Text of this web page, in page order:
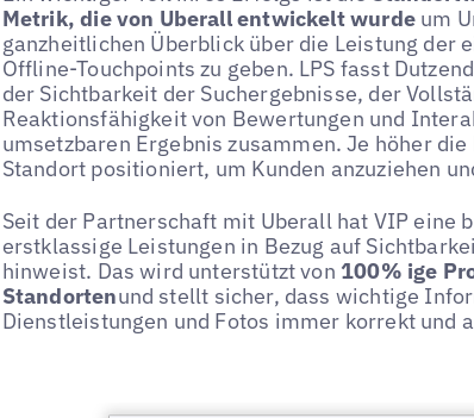
Metrik, die von Uberall entwickelt wurdeum
ganzheitlichen Überblick über die Leistung der
Offline-Touchpoints zu geben. LPS fasst
der Sichtbarkeit der Suchergebnisse, der
Reaktionsfähigkeit von Bewertungen und
umsetzbaren Ergebnis zusammen. Je höher
Standort positioniert, um Kunden anzuziehen
Seit der Partnerschaft mit Uberall hat VIP eine
erstklassige Leistungen in Bezug auf
hinweist. Das wird unterstützt von 100% ige
Standortenund stellt sicher, dass wichtige
Dienstleistungen und Fotos immer korrekt und